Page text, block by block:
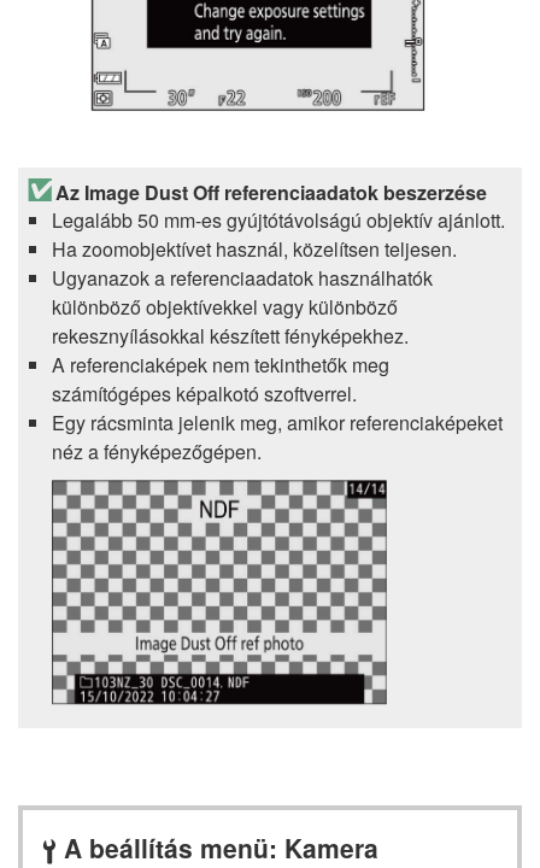
Az Image Dust Off referenciaadatok beszerzése
Legalább 50 mm-es gyújtótávolságú objektív ajánlott.
Ha zoomobjektívet használ, közelítsen teljesen.
Ugyanazok a referenciaadatok használhatók
különböző objektívekkel vagy különböző
rekesznyílásokkal készített fényképekhez.
A referenciaképek nem tekinthetők meg
számítógépes képalkotó szoftverrel.
Egy rácsminta jelenik meg, amikor referenciaképeket
néz a fényképezőgépen.
B A beállítás menü: Kamera